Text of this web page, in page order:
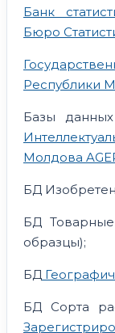
Банк
Бюро
Республики
Базы данных
Молдова
БД
БД
образцы);
БД
БД Сорта